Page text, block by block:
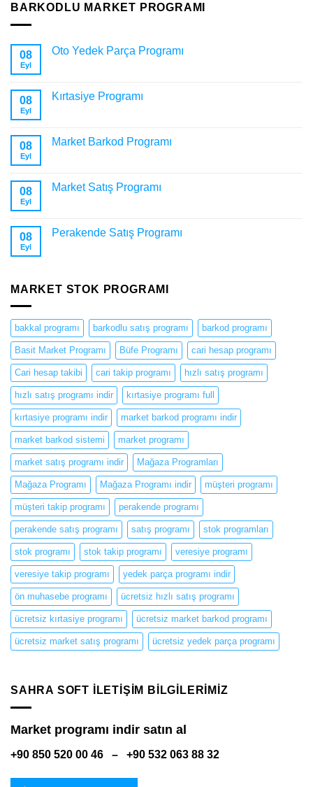
BARKODLU MARKET PROGRAMI
08
Eyl
Oto Yedek Parça Programı
08
Eyl
Kırtasiye Programı
08
Eyl
Market Barkod Programı
08
Eyl
Market Satış Programı
08
Eyl
Perakende Satış Programı
MARKET STOK PROGRAMI
bakkal programı barkodlu satış programı barkod programı
Basit Market Programı Büfe Programı cari hesap programı
Cari hesap takibi cari takip programı hızlı satış programı
hızlı satış programı indir kırtasiye programı full
kırtasiye programı indir market barkod programı indir
market barkod sistemi market programı
market satış programı indir Mağaza Programları
Mağaza Programı Mağaza Programı indir müşteri programı
müşteri takip programı perakende programı
perakende satış programı satış programı stok programları
stok programı stok takip programı veresiye programı
veresiye takip programı yedek parça programı indir
ön muhasebe programı ücretsiz hızlı satış programı
ücretsiz kırtasiye programı ücretsiz market barkod programı
ücretsiz market satış programı ücretsiz yedek parça programı
SAHRA SOFT ILETIŞIM BILGILERIMIZ
Market programı indir satın al
+90 850 520 00 46 – +90 532 063 88 32